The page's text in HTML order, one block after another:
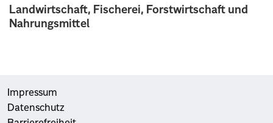
Landwirtschaft, Fischerei, Forstwirtschaft und
Nahrungsmittel
Impressum
Datenschutz